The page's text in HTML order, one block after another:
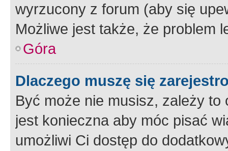
wyrzucony z forum (aby się
Możliwe jest także, że problem
Góra
Dlaczego muszę się
Być może nie musisz, zależy
jest konieczna aby móc pisać
umożliwi Ci dostęp do